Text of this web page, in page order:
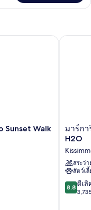
Sunset Walk
Walk
มาร์
กา
ตา
วิ
ลล์
รี
สอร์ต
มาร์ก
H2O
สระว่
สัตว์เ
8.8
จาก
8.8 ดีเลิ
มาร์การิ